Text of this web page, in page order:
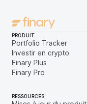
PRODUIT
Portfolio Tracker
Investir en crypto
Finary Plus
Finary Pro
RESSOURCES